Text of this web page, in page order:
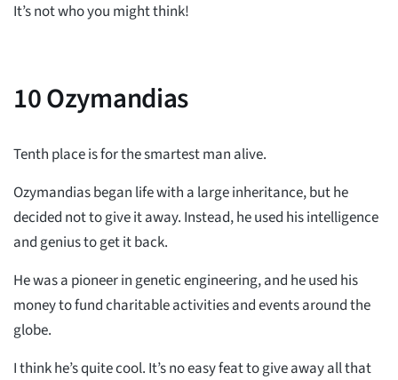
It’s not who you might think!
10Ozymandias
Tenth place is for the smartest man alive.
Ozymandias began life with a large inheritance, but he
decided not to give it away. Instead, he used his intelligence
and genius to get it back.
He was a pioneer in genetic engineering, and he used his
money to fund charitable activities and events around the
globe.
I think he’s quite cool. It’s no easy feat to give away all that